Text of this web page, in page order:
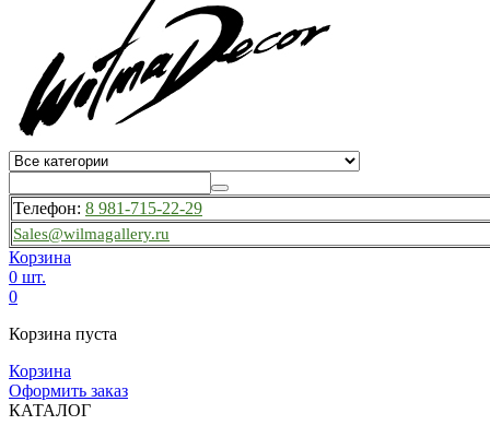
Телефон: 8 981-715-22-29
Sales@wilmagallery.ru
Корзина
0 шт.
0
Корзина пуста
Корзина
Оформить заказ
КАТАЛОГ